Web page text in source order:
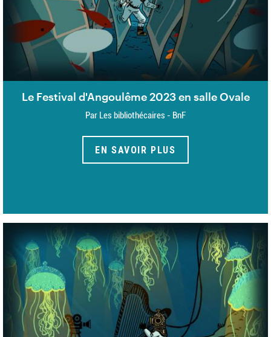
Le Festival d'Angoulême 2023 en salle Ovale
Par Les bibliothécaires - BnF
EN SAVOIR PLUS